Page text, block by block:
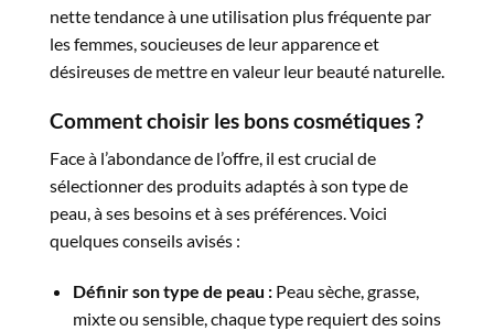
nette tendance à une utilisation plus fréquente par
les femmes, soucieuses de leur apparence et
désireuses de mettre en valeur leur beauté naturelle.
Comment choisir les bons cosmétiques ?
Face à l’abondance de l’offre, il est crucial de
sélectionner des produits adaptés à son type de
peau, à ses besoins et à ses préférences. Voici
quelques conseils avisés :
Définir son type de peau :Peau sèche, grasse,
mixte ou sensible, chaque type requiert des soins